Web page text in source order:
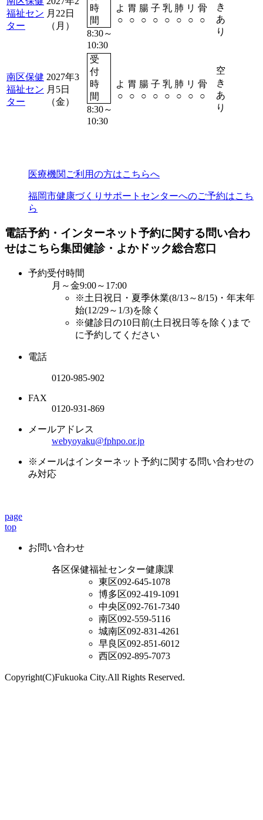
福祉セン
ター
月22日
（月）
時
間
8:30～
10:30
よ
○
胃
○
腸
○
子
○
乳
○
肺
○
リ
○
骨
○
き
あ
り
南区保健
福祉セン
ター
2027年3
月5日
（金）
受
付
時
間
8:30～
10:30
よ
○
胃
○
腸
○
子
○
乳
○
肺
○
リ
○
骨
○
空
き
あ
り
医療機関ご利用の方はこちらへ
福岡市健康づくりサポートセンターへのご予約はこち
ら
電話予約・インターネット予約に関する問い合わ
せはこちら集団健診・よかドック総合窓口
予約受付時間
月～金9:00～17:00
※土日祝日・夏季休業(8/13～8/15)・年末年
始(12/29～1/3)を除く
※健診日の10日前(土日祝日等を除く)まで
に予約してください
電話
0120-985-902
FAX
0120-931-869
メールアドレス
webyoyaku@fphpo.or.jp
※メールはインターネット予約に関する問い合わせの
み対応
page
top
お問い合わせ
各区保健福祉センター健康課
東区092-645-1078
博多区092-419-1091
中央区092-761-7340
南区092-559-5116
城南区092-831-4261
早良区092-851-6012
西区092-895-7073
Copyright(C)Fukuoka City.All Rights Reserved.